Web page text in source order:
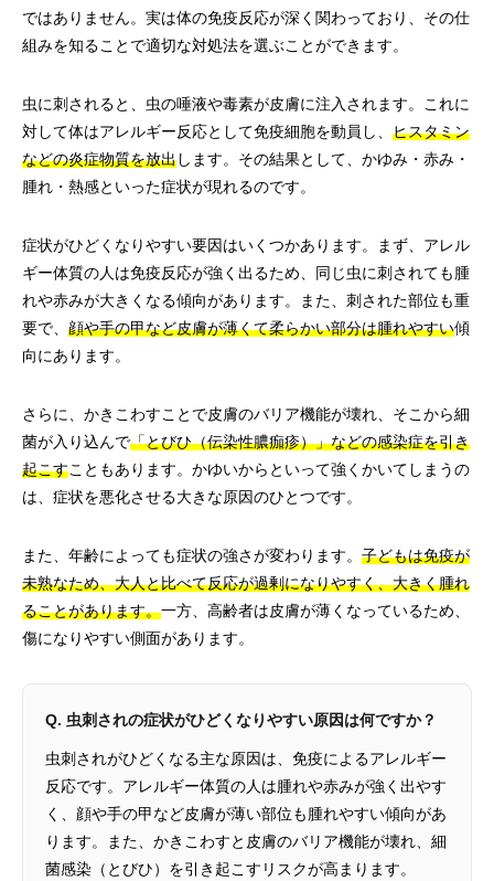
ではありません。実は体の免疫反応が深く関わっており、その仕
組みを知ることで適切な対処法を選ぶことができます。
虫に刺されると、虫の唾液や毒素が皮膚に注入されます。これに
対して体はアレルギー反応として免疫細胞を動員し、 ヒスタミン
などの炎症物質を放出します。その結果として、かゆみ・赤み・
腫れ・熱感といった症状が現れるのです。
症状がひどくなりやすい要因はいくつかあります。まず、アレル
ギー体質の人は免疫反応が強く出るため、同じ虫に刺されても腫
れや赤みが大きくなる傾向があります。また、刺された部位も重
要で、 顔や手の甲など皮膚が薄くて柔らかい部分は腫れやすい傾
向にあります。
さらに、かきこわすことで皮膚のバリア機能が壊れ、そこから細
菌が入り込んで「とびひ（伝染性膿痂疹）」などの感染症を引き
起こすこともあります。かゆいからといって強くかいてしまうの
は、症状を悪化させる大きな原因のひとつです。
また、年齢によっても症状の強さが変わります。 子どもは免疫が
未熟なため、大人と比べて反応が過剰になりやすく、大きく腫れ
ることがあります。一方、高齢者は皮膚が薄くなっているため、
傷になりやすい側面があります。
Q. 虫刺されの症状がひどくなりやすい原因は何ですか？
虫刺されがひどくなる主な原因は、免疫によるアレルギー
反応です。アレルギー体質の人は腫れや赤みが強く出やす
く、顔や手の甲など皮膚が薄い部位も腫れやすい傾向があ
ります。また、かきこわすと皮膚のバリア機能が壊れ、細
菌感染（とびひ）を引き起こすリスクが高まります。